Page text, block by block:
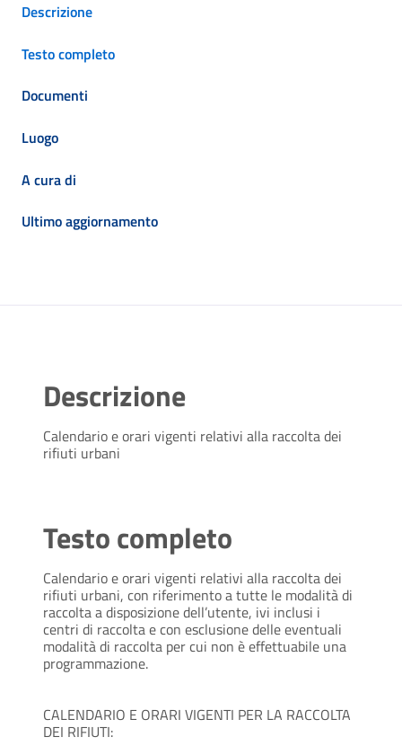
Descrizione
Testo completo
Documenti
Luogo
A cura di
Ultimo aggiornamento
Descrizione
Calendario e orari vigenti relativi alla raccolta dei
rifiuti urbani
Testo completo
Calendario e orari vigenti relativi alla raccolta dei
rifiuti urbani, con riferimento a tutte le modalità di
raccolta a disposizione dell’utente, ivi inclusi i
centri di raccolta e con esclusione delle eventuali
modalità di raccolta per cui non è effettuabile una
programmazione.
CALENDARIO E ORARI VIGENTI PER LA RACCOLTA
DEI RIFIUTI: